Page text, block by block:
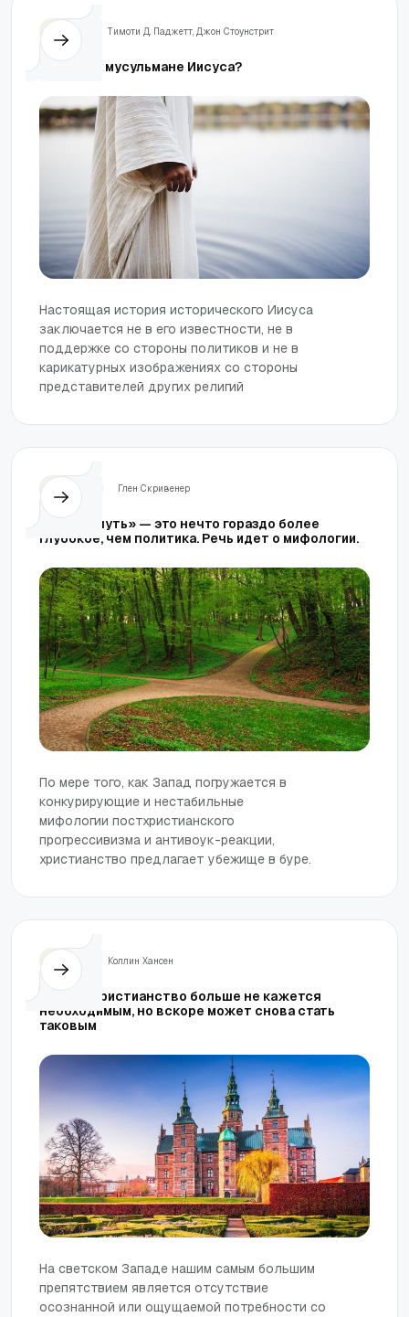
Тимоти Д. Паджетт, Джон Стоунстрит
Любят ли мусульмане Иисуса?
Настоящая история исторического Иисуса
заключается не в его известности, не в
поддержке со стороны политиков и не в
карикатурных изображениях со стороны
представителей других религий
Глен Скривенер
«Третий путь» — это нечто гораздо более
глубокое, чем политика. Речь идет о мифологии.
По мере того, как Запад погружается в
конкурирующие и нестабильные
мифологии постхристианского
прогрессивизма и антивоук-реакции,
христианство предлагает убежище в буре.
Коллин Хансен
Почему христианство больше не кажется
необходимым, но вскоре может снова стать
таковым
На светском Западе нашим самым большим
препятствием является отсутствие
осознанной или ощущаемой потребности со